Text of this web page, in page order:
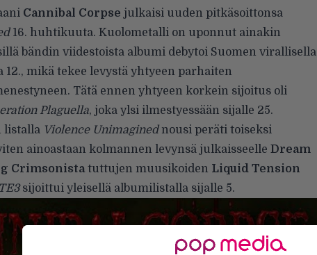
Cannibal Corpse julkaisi uuden pitkäsoittonsa
16. huhtikuuta. Kuolometalli on uponnut ainakin
bändin viidestoista albumi debytoi Suomen virallisella
12., mikä tekee levystä yhtyeen parhaiten
Tätä ennen yhtyeen korkein sijoitus oli
Plaguella, joka ylsi ilmestyessään sijalle 25.
listalla Violence Unimaginednousi peräti toiseksi
ainoastaan kolmannen levynsä julkaisseelle Dream
Crimsonistatuttujen muusikoiden Liquid Tension
sijoittui yleisellä albumilistalla sijalle 5.